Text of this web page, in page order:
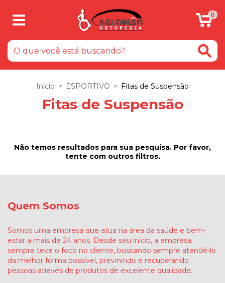
0
Início > ESPORTIVO > Fitas de Suspensão
Fitas de Suspensão
Não temos resultados para sua pesquisa. Por favor,
tente com outros filtros.
Quem Somos
Somos uma empresa que atua na área da saúde e bem-
estar a mais de 24 anos. Desde seu início, a empresa
sempre teve o foco no cliente, buscando sempre atendê-lo
da melhor forma possível, previnindo e recuperando
pessoas através de produtos de excelente qualidade.